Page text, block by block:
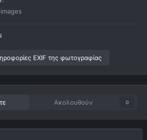
EXIF της φωτογραφίας
Ακολουθούν 0